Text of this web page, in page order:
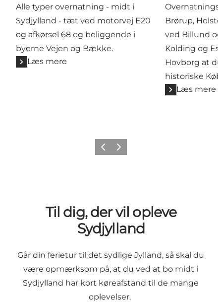
Alle typer overnatning - midt i
Sydjylland - tæt ved motorvej E20
og afkørsel 68 og beliggende i
byerne Vejen og Bække.
Læs mere
Brørup,
ved Billund
Kolding og
Hovborg at
historiske
Læs mere
Forrige billede
Næste billede
Til dig, der vil opleve
Sydjylland
Går din ferietur til det sydlige Jylland, så skal du
være opmærksom på, at du ved at bo midt i
Sydjylland har kort køreafstand til de mange
oplevelser.